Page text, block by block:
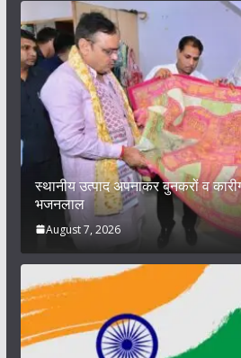
स्थानीय उत्पाद अपनाकर बुनकरों व
भजनलाल
August 7, 2026